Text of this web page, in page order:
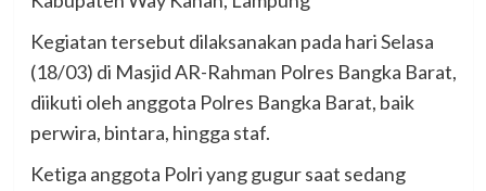
Kegiatan tersebut dilaksanakan pada hari Selasa
(18/03) di Masjid AR-Rahman Polres Bangka Barat,
diikuti oleh anggota Polres Bangka Barat, baik
perwira, bintara, hingga staf.
Ketiga anggota Polri yang gugur saat sedang